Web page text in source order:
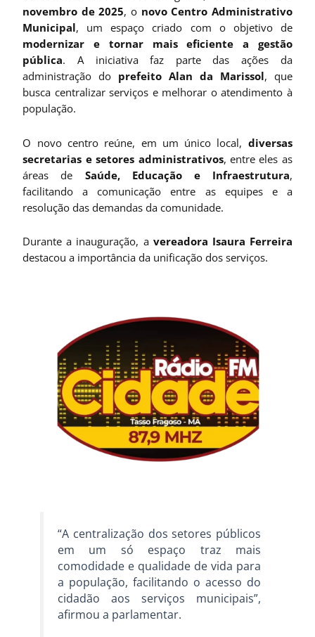
novembro de 2025, o novo Centro Administrativo
Municipal, um espaço criado com o objetivo de
modernizar e tornar mais eficiente a gestão
pública. A iniciativa faz parte das ações da
administração do prefeito Alan da Marissol, que
busca centralizar serviços e melhorar o atendimento à
população.
O novo centro reúne, em um único local, diversas
secretarias e setores administrativos, entre eles as
áreas de Saúde, Educação e Infraestrutura,
facilitando a comunicação entre as equipes e a
resolução das demandas da comunidade.
Durante a inauguração, a vereadora Isaura Ferreira
destacou a importância da unificação dos serviços.
“A centralização dos setores públicos
em um só espaço traz mais
comodidade e qualidade de vida para
a população, facilitando o acesso do
cidadão aos serviços municipais”,
afirmou a parlamentar.